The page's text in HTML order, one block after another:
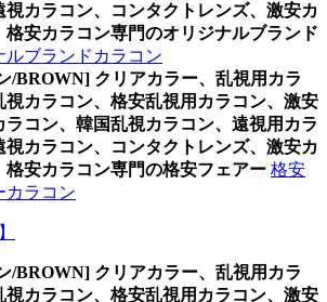
視カラコン、コンタクトレンズ、激安カ
格安カラコン専門のオリジナルブランド
ルブランドカラコン
/BROWN] クリアカラー、乱視用カラ
視カラコン、格安乱視用カラコン、激安
ラコン、韓国乱視カラコン、遠視用カラ
視カラコン、コンタクトレンズ、激安カ
格安カラコン専門の格安フェアー 格安
カラコン
/BROWN] クリアカラー、乱視用カラ
視カラコン、格安乱視用カラコン、激安